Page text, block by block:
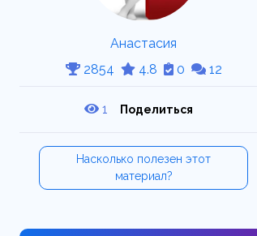
Анастасия
2854
4.8 0 12
1 Поделиться
Насколько полезен этот
материал?